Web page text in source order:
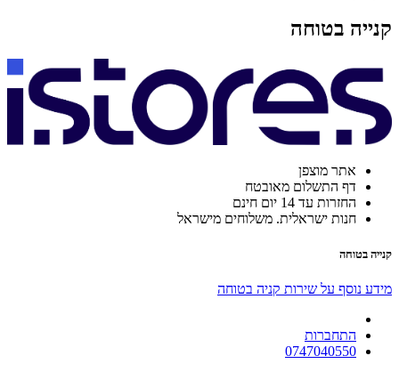
קנייה בטוחה
אתר מוצפן
דף התשלום מאובטח
החזרות עד 14 יום חינם
חנות ישראלית. משלוחים מישראל
קנייה בטוחה
מידע נוסף על שירות קניה בטוחה
התחברות
0747040550